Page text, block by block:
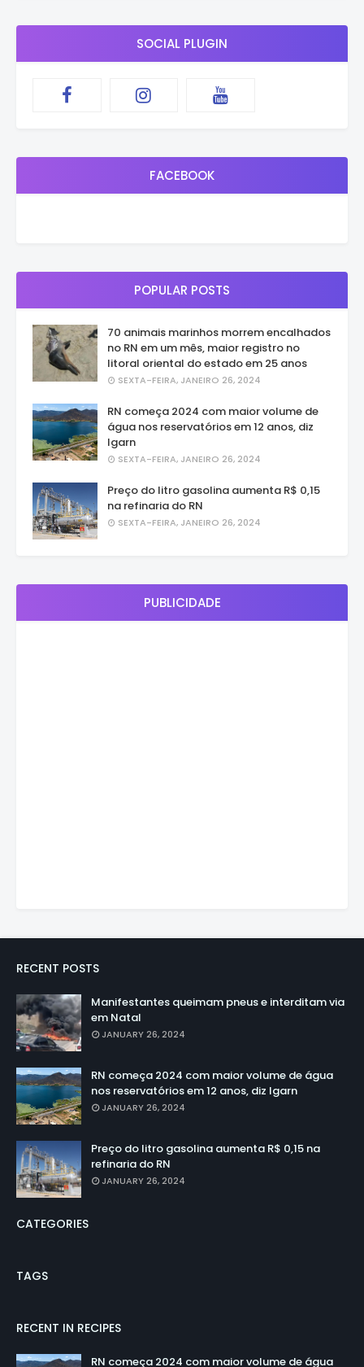
SOCIAL PLUGIN
FACEBOOK
POPULAR POSTS
70 animais marinhos morrem encalhados
no RN em um mês, maior registro no
litoral oriental do estado em 25 anos
SEXTA-FEIRA, JANEIRO 26, 2024
RN começa 2024 com maior volume de
água nos reservatórios em 12 anos, diz
Igarn
SEXTA-FEIRA, JANEIRO 26, 2024
Preço do litro gasolina aumenta R$ 0,15
na refinaria do RN
SEXTA-FEIRA, JANEIRO 26, 2024
PUBLICIDADE
RECENT POSTS
Manifestantes queimam pneus e interditam via
em Natal
JANUARY 26, 2024
RN começa 2024 com maior volume de água
nos reservatórios em 12 anos, diz Igarn
JANUARY 26, 2024
Preço do litro gasolina aumenta R$ 0,15 na
refinaria do RN
JANUARY 26, 2024
CATEGORIES
TAGS
RECENT IN RECIPES
RN começa 2024 com maior volume de água